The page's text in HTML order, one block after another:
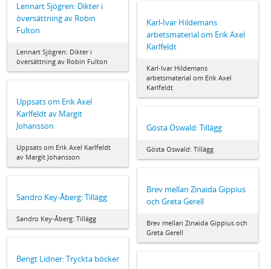
Lennart Sjögren: Dikter i
översättning av Robin
Fulton
Lennart Sjögren: Dikter i
översättning av Robin Fulton
Karl-Ivar Hildemans
arbetsmaterial om Erik Axel
Karlfeldt
Karl-Ivar Hildemans
arbetsmaterial om Erik Axel
Karlfeldt
Uppsats om Erik Axel
Karlfeldt av Margit
Johansson
Uppsats om Erik Axel Karlfeldt
av Margit Johansson
Gösta Oswald: Tillägg
Gösta Oswald: Tillägg
Brev mellan Zinaida Gippius
och Greta Gerell
Brev mellan Zinaida Gippius och
Greta Gerell
Sandro Key-Åberg: Tillägg
Sandro Key-Åberg: Tillägg
Bengt Lidner: Tryckta böcker